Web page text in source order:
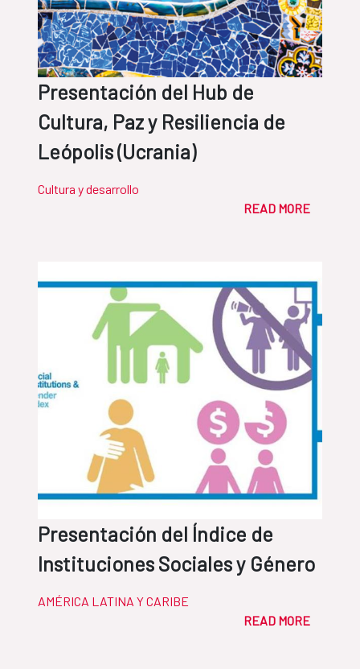
Presentación del Hub de
Cultura, Paz y Resiliencia de
Leópolis (Ucrania)
Cultura y desarrollo
READ MORE
Presentación del Índice de
Instituciones Sociales y Género
AMÉRICA LATINA Y CARIBE
READ MORE